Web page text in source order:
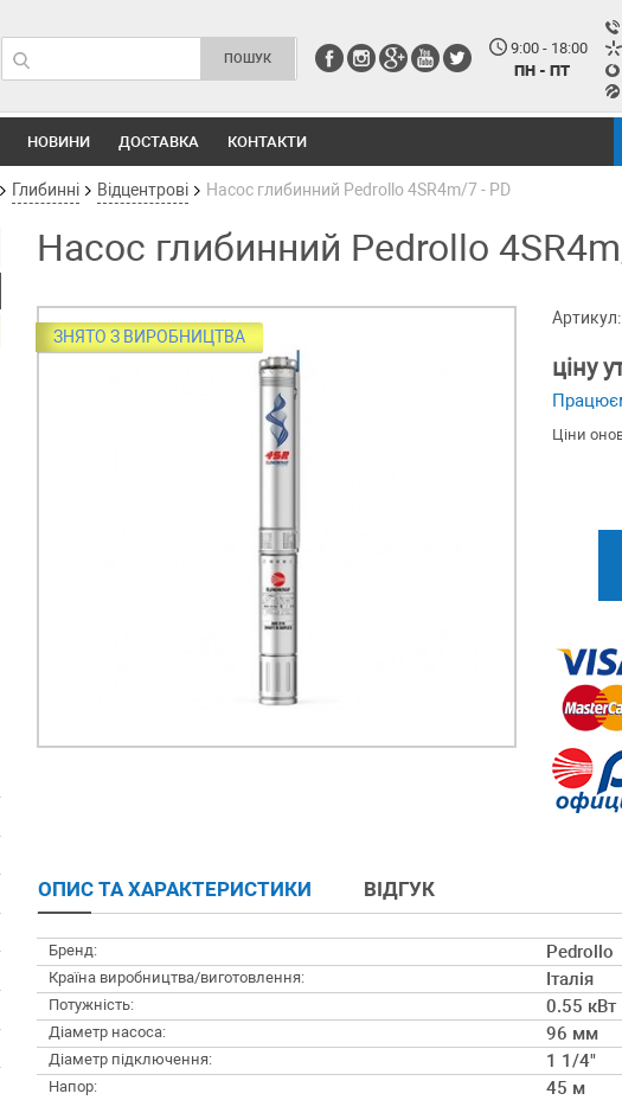
9:00 - 18:00
ПН - ПТ
НОВИНИ ДОСТАВКА КОНТАКТИ
Глибинні Відцентрові Насос глибинний Pedrollo 4SR4m/7 - PD
Насос глибинний Pedrollo
ЗНЯТО З ВИРОБНИЦТВА
ціну
Ціни
ОПИС ТА ХАРАКТЕРИСТИКИ ВІДГУК
Бренд: Pedrollo
Країна виробництва/виготовлення: Італія
Потужність: 0.55 кВт
Діаметр насоса: 96 мм
Діаметр підключення: 1 1/4"
Напор: 45 м